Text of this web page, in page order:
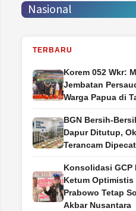
Nasional
TERBARU
Korem 052 Wkr:
Jembatan
Warga Papua di
BGN Bersih-
Dapur Ditutup,
Terancam Dipecat
Konsolidasi GCP
Ketum
Prabowo Tetap
Akbar Nusantara